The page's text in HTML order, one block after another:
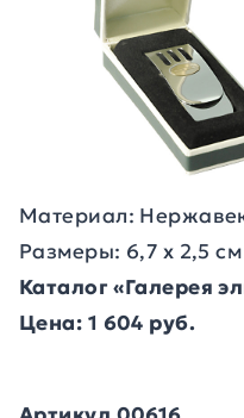
Материал:
Размеры: 6,7 х 2,5 см
Каталог «Галерея
Цена: 1 604 руб.